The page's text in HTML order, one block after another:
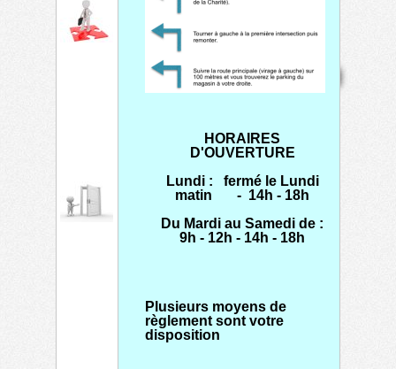
Copyright 2026
Mis à jour le
08/08/2026
Contact
Home
HORAIRES
D'OUVERTURE
Lundi : fermé le Lundi
matin
- 14h - 18h
Du Mardi au Samedi de :
9h - 12h - 14h - 18h
Plusieurs moyens de
règlement sont votre
disposition